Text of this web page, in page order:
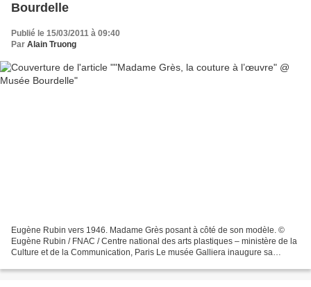
Bourdelle
Publié le 15/03/2011 à 09:40
Par Alain Truong
Eugène Rubin vers 1946. Madame Grès posant à côté de son modèle. ©
Eugène Rubin / FNAC / Centre national des arts plastiques – ministère de la
Culture et de la Communication, Paris Le musée Galliera inaugure sa